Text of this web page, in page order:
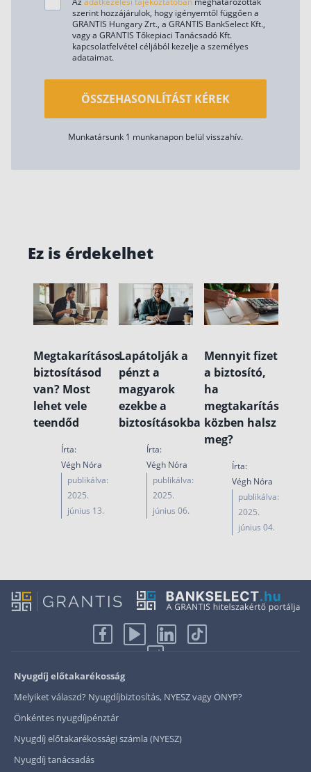
szerint hozzájárulok, hogy igényemtől függően a
GRANTIS Hungary Zrt., a GRANTIS BankSelect Kft.,
vagy a GRANTIS Tőkepiaci Tanácsadó Kft.
kapcsolatfelvétel céljából kezelje a személyes
adataimat.
ÖSSZEHASONLÍTÁST KÉREK
Munkatársunk 1 munkanapon belül visszahív.
Ez is érdekelhet
Megtakarításos
biztosításod
van? Most
lehet vele
teendőd
Írta:
Végh Nóra
publikálva:
2025.
június 13.
Lapátolják a
pénzt a
magyarok
ezekbe a
biztosításokba
Írta:
Végh Nóra
publikálva:
2025.
június 06.
Mennyit fizet
a biztosító,
ha
megtakarítás
közben halsz
meg?
Írta:
Végh Nóra
publikálva:
2025.
június 04.
Nyugdíj előtakarékosság
Melyiket válaszd? Nyugdíjbiztosítás, NYESZ vagy ÖNYP?
Önkéntes nyugdíjpénztár
Nyugdíj előtakarékossági számla (NYESZ)
Nyugdíj tanácsadás